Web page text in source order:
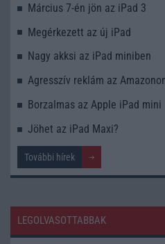
Március 7-én jön az iPad 3
Megérkezett az új iPad
Nagy akksi az iPad miniben
Agresszív reklám az
Borzalmas az Apple iPad mini
Jöhet az iPad Maxi?
További hírek
LEGOLVASOTTABBAK